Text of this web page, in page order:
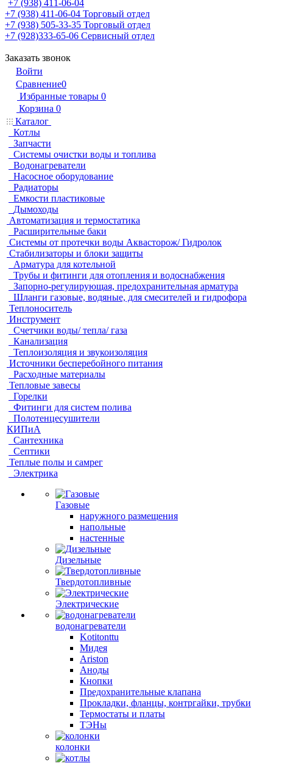
+7 (938) 411-06-04
+7 (938) 411-06-04 Торговый отдел
+7 (938) 505-33-35 Торговый отдел
+7 (928)333-65-06 Сервисный отдел
Заказать звонок
Войти
Сравнение0
Избранные товары 0
Корзина 0
Каталог
Котлы
Запчасти
Системы очистки воды и топлива
Водонагреватели
Насосное оборудование
Радиаторы
Емкости пластиковые
Дымоходы
Автоматизация и термостатика
Расширительные баки
Системы от протечки воды Аквасторож/ Гидролок
Стабилизаторы и блоки защиты
Арматура для котельной
Трубы и фитинги для отопления и водоснабжения
Запорно-регулирующая, предохранительная арматура
Шланги газовые, водяные, для смесителей и гидрофора
Теплоноситель
Инструмент
Счетчики воды/ тепла/ газа
Канализация
Теплоизоляция и звукоизоляция
Источники бесперебойного питания
Расходные материалы
Тепловые завесы
Горелки
Фитинги для систем полива
Полотенцесушители
КИПиА
Сантехника
Септики
Теплые полы и самрег
Электрика
Газовые
наружного размещения
напольные
настенные
Дизельные
Твердотопливные
Электрические
водонагреватели
Kotitonttu
Мидея
Ariston
Аноды
Кнопки
Предохранительные клапана
Прокладки, фланцы, контргайки, трубки
Термостаты и платы
ТЭНы
колонки